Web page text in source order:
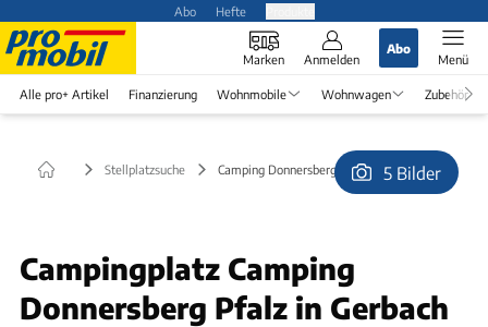
Abo Hefte
Marken Anmelden
Abo
Menü
Alle pro+ Artikel Finanzierung Wohnmobile Wohnwagen Zubehör
Stellplatzsuche Camping Donnersberg Pfalz in Gerbach
5 Bilder
Campingplatz Camping
Donnersberg Pfalz in Gerbach